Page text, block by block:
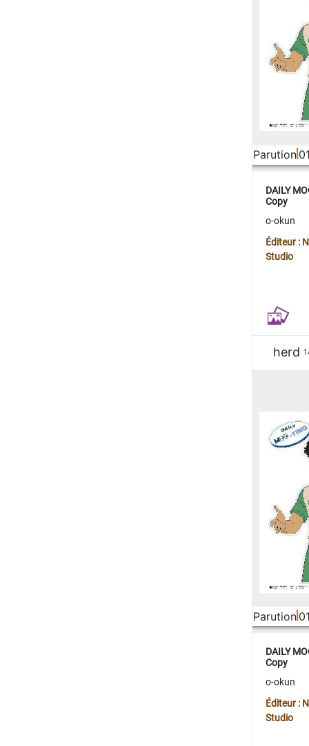
Parution
DAILY
Copy
o-okun
Éditeur :
Studio
herd
Parution
DAILY
Copy
o-okun
Éditeur :
Studio